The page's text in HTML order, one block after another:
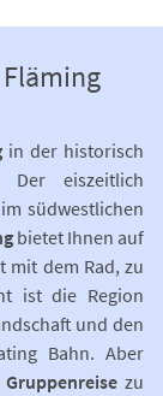
in der historisch
Der eiszeitlich
südwestlichen
bietet Ihnen auf
mit dem Rad, zu
ist die Region
und den
Bahn. Aber
Gruppenreise zu